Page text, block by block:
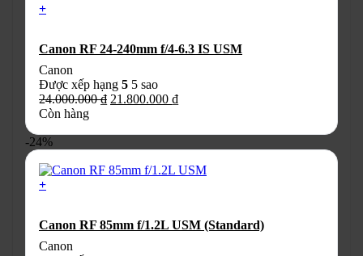
+
Canon RF 24-240mm f/4-6.3 IS USM
Canon
Được xếp hạng 5 5 sao
24.000.000₫ Giá
21.800.000 ₫Giá
Còn hàng
-24%
+
Canon RF 85mm f/1.2L USM (Standard)
Canon